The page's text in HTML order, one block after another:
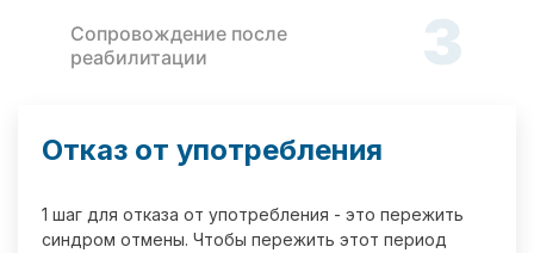
Сопровождение после
реабилитации
3
Отказ от употребления
1 шаг для отказа от употребления - это пережить
синдром отмены. Чтобы пережить этот период